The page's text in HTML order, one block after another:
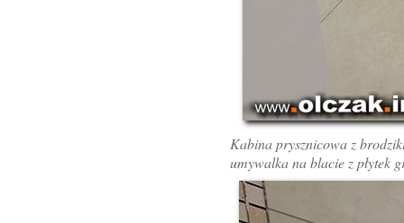
Kabina prysznicowa z
umywalka na blacie z płytek